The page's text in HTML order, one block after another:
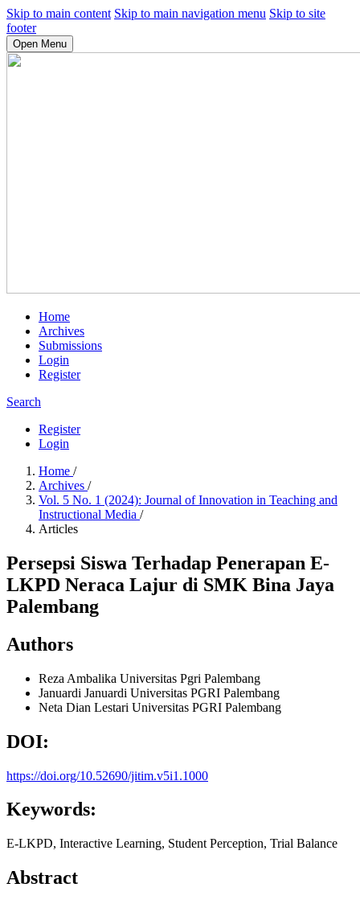
Skip to main content Skip to main navigation menu Skip to site
footer
Open Menu
Home
Archives
Submissions
Login
Register
Search
Register
Login
Home /
Archives /
Vol. 5 No. 1 (2024): Journal of Innovation in Teaching and
Instructional Media /
Articles
Persepsi Siswa Terhadap Penerapan E-
LKPD Neraca Lajur di SMK Bina Jaya
Palembang
Authors
Reza Ambalika Universitas Pgri Palembang
Januardi Januardi Universitas PGRI Palembang
Neta Dian Lestari Universitas PGRI Palembang
DOI:
https://doi.org/10.52690/jitim.v5i1.1000
Keywords:
E-LKPD, Interactive Learning, Student Perception, Trial Balance
Abstract